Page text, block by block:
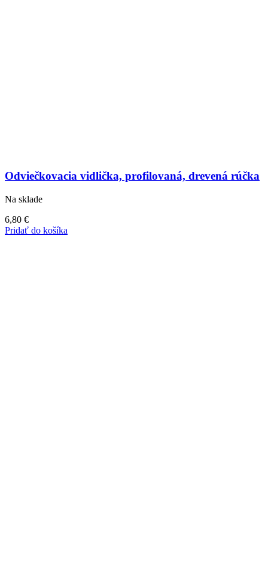
Odviečkovacia vidlička, profilovaná, drevená rúčka
Na sklade
6,80 €
Pridať do košíka